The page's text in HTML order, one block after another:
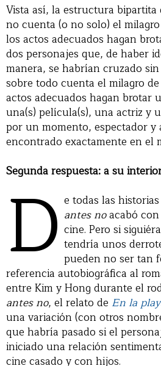
Vista así, la estructura bipartita
no cuenta (o no solo) el
los actos adecuados hagan
dos personajes que, de haber
manera, se habrían cruzado
sobre todo cuenta el milagro
actos adecuados hagan brotar
una(s) película(s), una actriz y
por un momento, espectador y
encontrado exactamente en el
Segunda respuesta: a su
D e todas las
antes noacabó
cine. Pero si
tendría unos
pueden no ser tan
referencia autobiográfica al
entre Kim y Hong durante el
antes no, el relato de En la
una variación (con otros
que habría pasado si el
iniciado una relación
cine casado y con hijos.